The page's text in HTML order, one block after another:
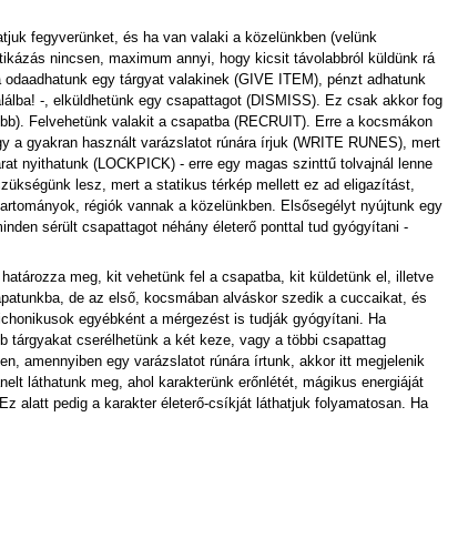
fegyverünket, és ha van valaki a közelünkben (velünk
nincsen, maximum annyi, hogy kicsit távolabbról küldünk rá
egy tárgyat valakinek (GIVE ITEM), pénzt adhatunk
-, elküldhetünk egy csapattagot (DISMISS). Ez csak akkor fog
Felvehetünk valakit a csapatba (RECRUIT). Erre a kocsmákon
a gyakran használt varázslatot rúnára írjuk (WRITE RUNES), mert
nyithatunk (LOCKPICK) - erre egy magas szinttű tolvajnál lenne
lesz, mert a statikus térkép mellett ez ad eligazítást,
régiók vannak a közelünkben. Elsősegélyt nyújtunk egy
sérült csapattagot néhány életerő ponttal tud gyógyítani -
meg, kit vehetünk fel a csapatba, kit küldetünk el, illetve
de az első, kocsmában alváskor szedik a cuccaikat, és
egyébként a mérgezést is tudják gyógyítani. Ha
tárgyakat cserélhetünk a két keze, vagy a többi csapattag
amennyiben egy varázslatot rúnára írtunk, akkor itt megjelenik
láthatunk meg, ahol karakterünk erőnlétét, mágikus energiáját
alatt pedig a karakter életerő-csíkját láthatjuk folyamatosan. Ha